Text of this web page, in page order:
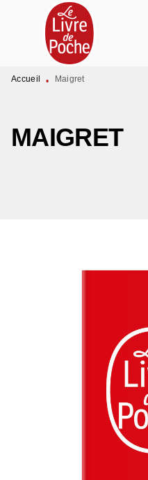
MENU RECHERCHE
PIED DE PAGE
Accueil • Maigret
MAIGRET